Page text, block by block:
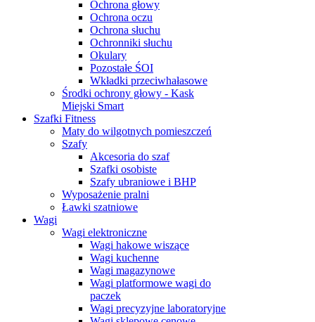
Ochrona głowy
Ochrona oczu
Ochrona słuchu
Ochronniki słuchu
Okulary
Pozostałe ŚOI
Wkładki przeciwhałasowe
Środki ochrony głowy - Kask
Miejski Smart
Szafki Fitness
Maty do wilgotnych pomieszczeń
Szafy
Akcesoria do szaf
Szafki osobiste
Szafy ubraniowe i BHP
Wyposażenie pralni
Ławki szatniowe
Wagi
Wagi elektroniczne
Wagi hakowe wiszące
Wagi kuchenne
Wagi magazynowe
Wagi platformowe wagi do
paczek
Wagi precyzyjne laboratoryjne